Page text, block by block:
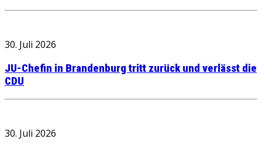
30. Juli 2026
JU-Chefin in Brandenburg tritt zurück und verlässt die
CDU
30. Juli 2026